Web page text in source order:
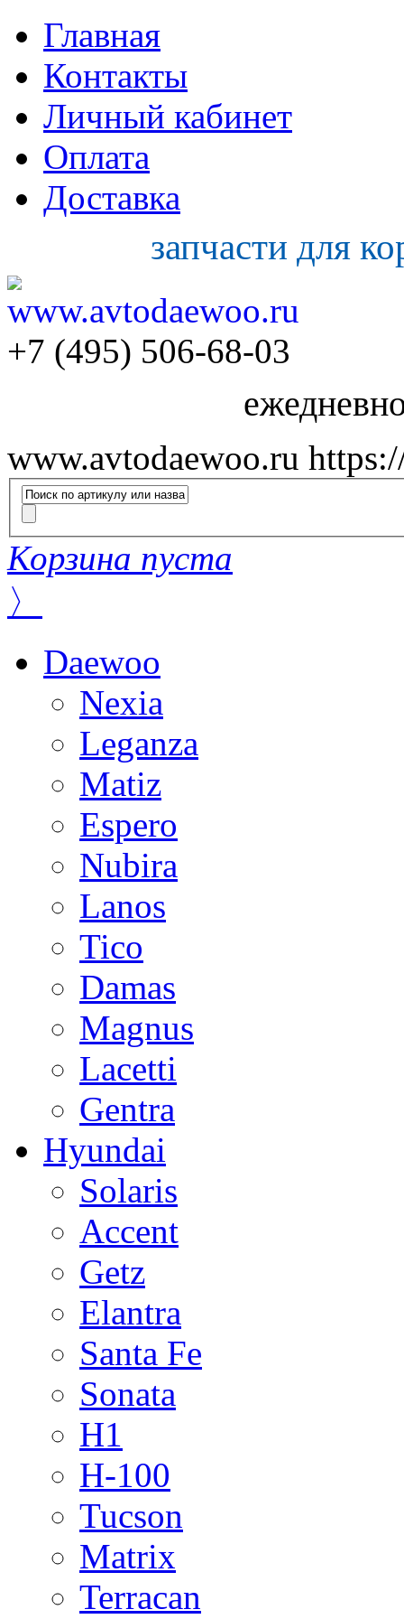
Главная
Контакты
Личный кабинет
Оплата
Доставка
запчасти для
+7 (495) 506-68-03
www.avtodaewoo.ru
Корзина пуста
〉
Daewoo
Nexia
Leganza
Matiz
Espero
Nubira
Lanos
Tico
Damas
Magnus
Lacetti
Gentra
Hyundai
Solaris
Accent
Getz
Elantra
Santa Fe
Sonata
H1
H-100
Tucson
Matrix
Terracan